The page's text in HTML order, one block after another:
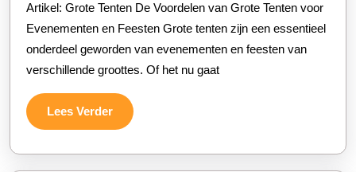
van
een
Grote
en
Artikel: Grote Tenten De Voordelen van Grote Tenten voor
Evenementen en Feesten Grote tenten zijn een essentieel
onderdeel geworden van evenementen en feesten van
verschillende groottes. Of het nu gaat
Lees VerderLees
Verder